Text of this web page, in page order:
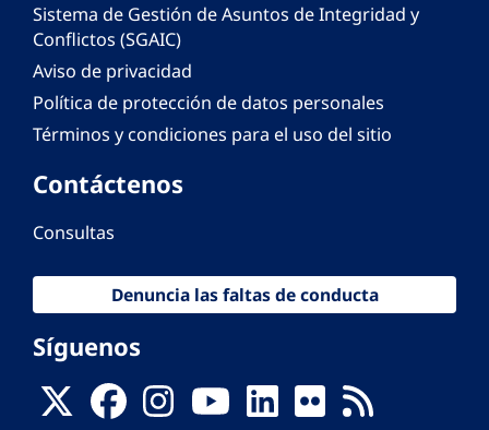
Sistema de Gestión de Asuntos de Integridad y
Conflictos (SGAIC)
Aviso de privacidad
Política de protección de datos personales
Términos y condiciones para el uso del sitio
Contáctenos
Consultas
Denuncia las faltas de conducta
Síguenos